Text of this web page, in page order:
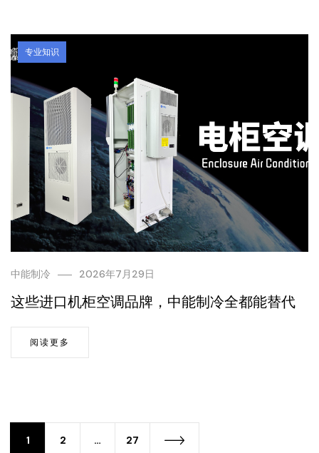
专业知识
中能制冷 2026年7月29日
这些进口机柜空调品牌，中能制冷全都能替代
阅读更多
1 2 … 27